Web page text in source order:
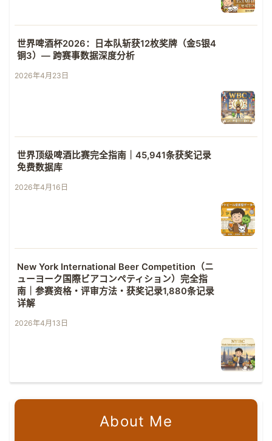
世界啤酒杯2026：日本队斩获12枚奖牌（金5银4
铜3）— 跨赛事数据深度分析
2026年4月23日
世界顶级啤酒比赛完全指南｜45,941条获奖记录
免费数据库
2026年4月16日
New York International Beer Competition（ニ
ューヨーク国際ビアコンペティション）完全指
南｜参赛资格・评审方法・获奖记录1,880条记录
详解
2026年4月13日
About Me